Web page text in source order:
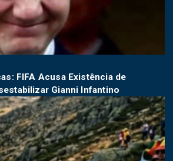
FIFA Acusa Existência de
Gianni Infantino